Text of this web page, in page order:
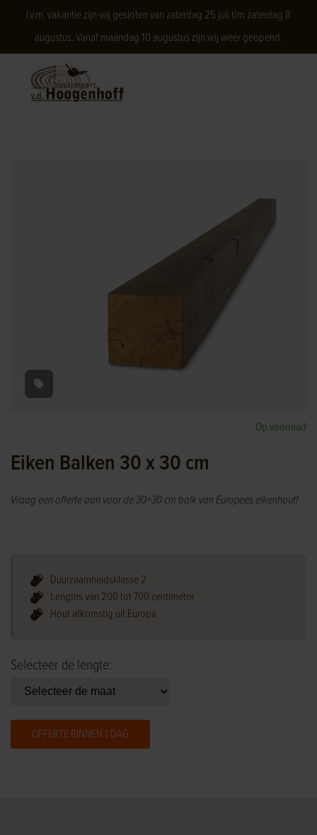
I.v.m. vakantie zijn wij gesloten van zaterdag 25 juli t/m zaterdag 8
augustus. Vanaf maandag 10 augustus zijn wij weer geopend.
Op voorraad
Eiken Balken 30 x 30 cm
Vraag een offerte aan voor de 30×30 cm balk van Europees eikenhout!
Duurzaamheidsklasse 2
Lengtes van 200 tot 700 centimeter
Hout afkomstig uit Europa
Selecteer de lengte:
OFFERTE BINNEN 1 DAG